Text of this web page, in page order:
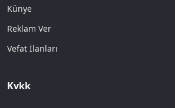
Künye
Reklam Ver
Vefat İlanları
Kvkk